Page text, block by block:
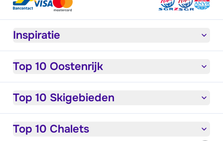
Inspiratie
Top 10 Oostenrijk
Top 10 Skigebieden
Top 10 Chalets